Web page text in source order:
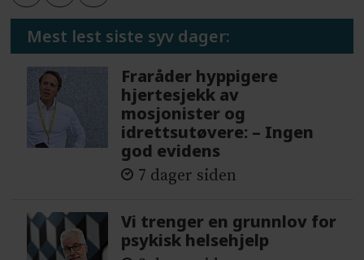
Mest lest siste syv dager:
Fraråder hyppigere
hjertesjekk av
mosjonister og
idrettsutøvere: – Ingen
god evidens
7 dager siden
Vi trenger en grunnlov for
psykisk helsehjelp